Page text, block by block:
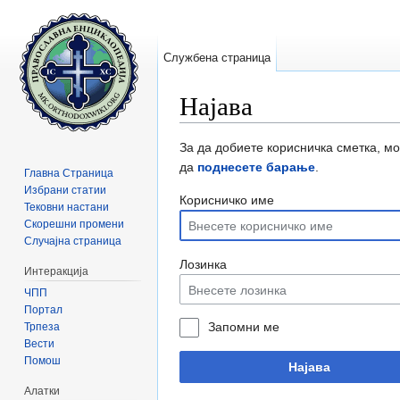
Најава
За да добиете корисничка сметка,
да поднесете барање.
Корисничко име
Лозинка
Запомни ме
Најава
Службена страница
Главна Страница
Избрани статии
Тековни настани
Скорешни промени
Случајна страница
Интеракција
ЧПП
Портал
Трпеза
Вести
Помош
Алатки